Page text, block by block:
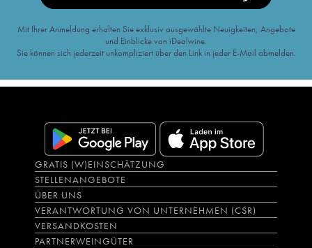
Mit Ihrer Anmeldung erhalten Sie exklusiv ausgewählte Neuigkeiten, Angebote
und Einblicke von iDealwine.
Sie können sich jederzeit unkompliziert über den Link in jeder E-Mail abmelden.
GRATIS (W)EINSCHÄTZUNG
STELLENANGEBOTE
ÜBER UNS
VERANTWORTUNG VON UNTERNEHMEN (CSR)
VERSANDKOSTEN
PARTNERWEINGÜTER